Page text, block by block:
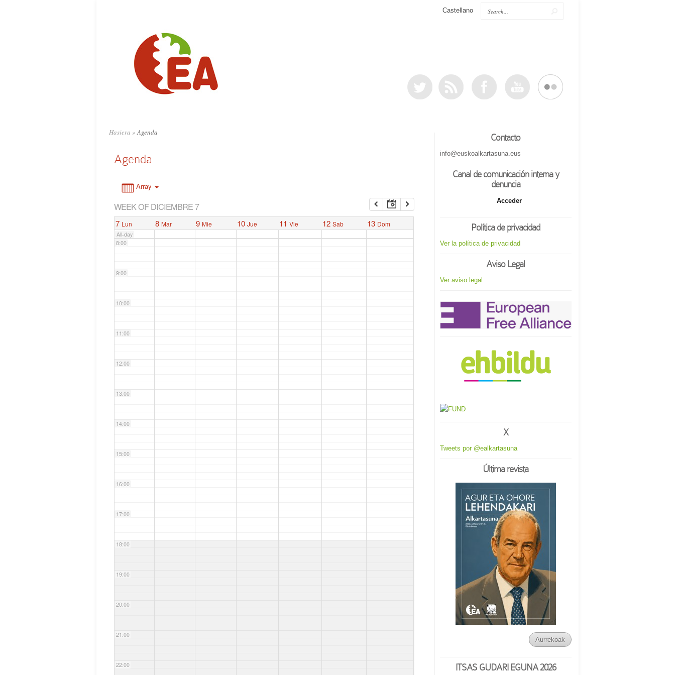
Castellano
Hasiera »Agenda
Agenda
Array
WEEK OF DICIEMBRE 7
7 Lun 8 Mar 9 Mie 10 Jue 11 Vie 12 Sab 13 Dom
All-day
6:00
8:00
9:00
10:00
11:00
12:00
13:00
14:00
15:00
16:00
17:00
18:00
19:00
20:00
21:00
22:00
Contacto
info@euskoalkartasuna.eus
Canal de comunicación interna y
denuncia
Acceder
Política de privacidad
Ver la política de privacidad
Aviso Legal
Ver aviso legal
X
Tweets por @ealkartasuna
Última revista
Aurrekoak
ITSAS GUDARI EGUNA 2026